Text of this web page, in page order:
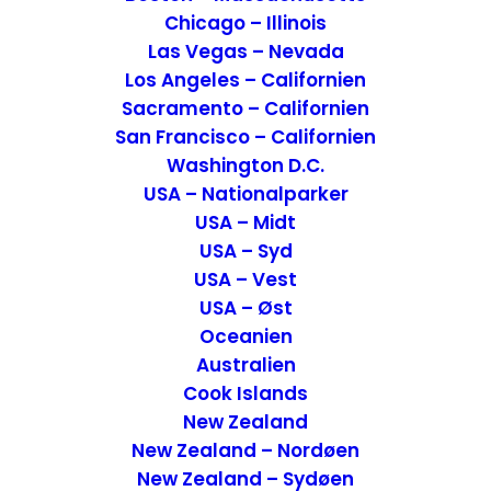
Chicago – Illinois
Las Vegas – Nevada
Los Angeles – Californien
Sacramento – Californien
San Francisco – Californien
Washington D.C.
USA – Nationalparker
USA – Midt
USA – Syd
USA – Vest
USA – Øst
Oceanien
Australien
Cook Islands
New Zealand
New Zealand – Nordøen
New Zealand – Sydøen
bedste rejsetips og tilbud.
Travelmarket.dkStorbyferie i San Francisco
– De bedste rejsetips og tilbud.
Travelmarket.dkHoteller og overnatning i
USA – Sådan finder du den bedste
Travelmarket.dk
Billeje i USA – De bedste
tips og erfaringer.
Travelmarket.dkKør selv-ferie til Harzen –
De bedste rejsetips.
5 gode juleture i Tyskland
– Hvor er de bedste Tyske julemarkeder?
Travelmarket.dkMarrakesh og Agadir –
Hvordan kommer du dertil og hvad skal du